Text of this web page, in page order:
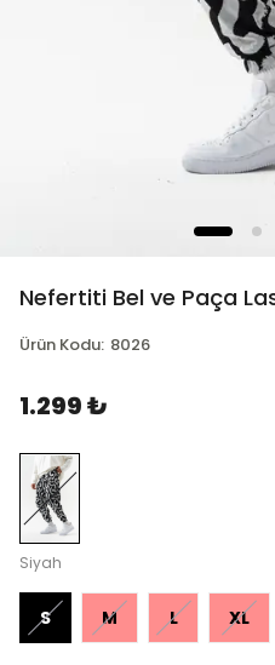
Nefertiti Bel ve Paça
Ürün Kodu: 8026
1.299 ₺
Siyah
S M L XL